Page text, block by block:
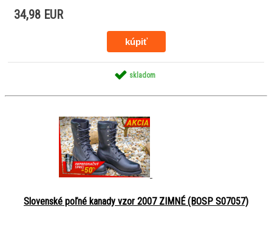
34,98 EUR
skladom
Slovenské poľné kanady vzor 2007 ZIMNÉ (BOSP S07057)